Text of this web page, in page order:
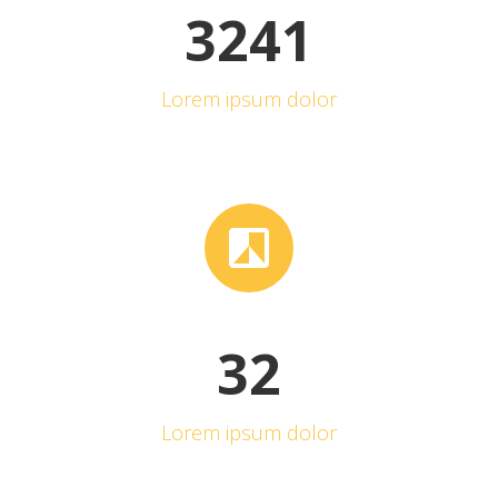
3241
Lorem ipsum dolor


32
Lorem ipsum dolor